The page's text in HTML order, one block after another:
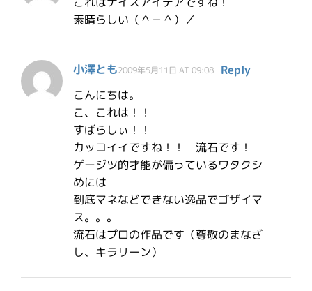
素晴らしい（＾－＾）／
小澤とも2009年5月11日 AT 09:08
Reply
こんにちは。
こ、これは！！
すばらしぃ！！
カッコイイですね！！ 流石です！
ゲージツ的才能が偏っているワタクシ
めには
到底マネなどできない逸品でゴザイマ
ス。。。
流石はプロの作品です（尊敬のまなざ
し、キラリーン）